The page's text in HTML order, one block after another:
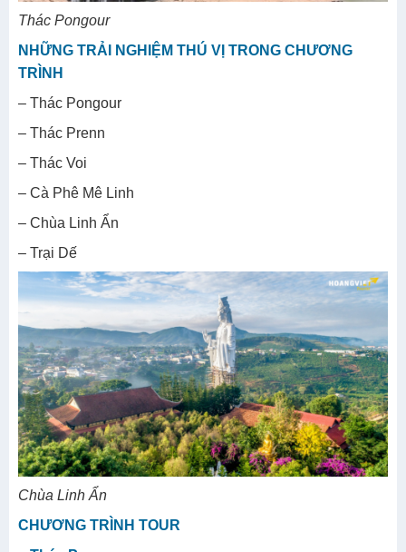
Thác Pongour
NHỮNG TRẢI NGHIỆM THÚ VỊ TRONG CHƯƠNG
TRÌNH
– Thác Pongour
– Thác Prenn
– Thác Voi
– Cà Phê Mê Linh
– Chùa Linh Ẩn
– Trại Dế
Chùa Linh Ẩn
CHƯƠNG TRÌNH TOUR